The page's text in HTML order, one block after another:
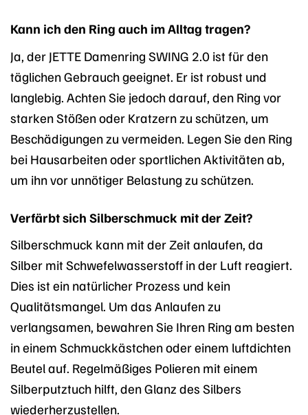
Kann ich den Ring auch im Alltag tragen?
Ja, der JETTE Damenring SWING 2.0 ist für den
täglichen Gebrauch geeignet. Er ist robust und
langlebig. Achten Sie jedoch darauf, den Ring vor
starken Stößen oder Kratzern zu schützen, um
Beschädigungen zu vermeiden. Legen Sie den Ring
bei Hausarbeiten oder sportlichen Aktivitäten ab,
um ihn vor unnötiger Belastung zu schützen.
Verfärbt sich Silberschmuck mit der Zeit?
Silberschmuck kann mit der Zeit anlaufen, da
Silber mit Schwefelwasserstoff in der Luft reagiert.
Dies ist ein natürlicher Prozess und kein
Qualitätsmangel. Um das Anlaufen zu
verlangsamen, bewahren Sie Ihren Ring am besten
in einem Schmuckkästchen oder einem luftdichten
Beutel auf. Regelmäßiges Polieren mit einem
Silberputztuch hilft, den Glanz des Silbers
wiederherzustellen.